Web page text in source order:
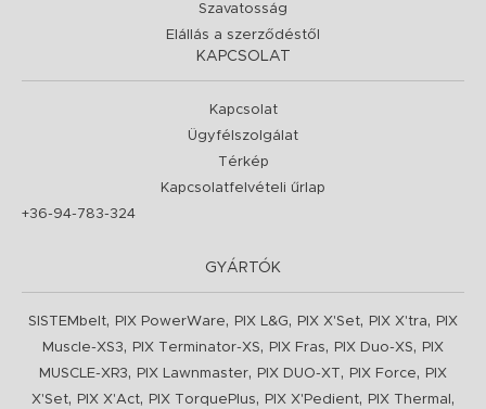
Szavatosság
Elállás a szerződéstől
KAPCSOLAT
Kapcsolat
Ügyfélszolgálat
Térkép
Kapcsolatfelvételi űrlap
+36-94-783-324
GYÁRTÓK
SISTEMbelt, PIX PowerWare, PIX L&G, PIX X'Set, PIX X'tra,
PIX
Muscle-XS3, PIX Terminator-XS, PIX Fras, PIX Duo-XS,
PIX
MUSCLE-XR3, PIX Lawnmaster, PIX DUO-XT, PIX Force,
PIX
X'Set, PIX X'Act, PIX TorquePlus, PIX X'Pedient, PIX Thermal ,